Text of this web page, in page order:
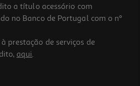
Bio 250 G
a título acessório com
no Banco de Portugal com o nº
prestação de serviços de
aqui.